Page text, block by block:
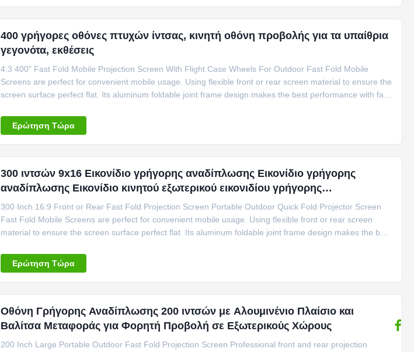
400 γρήγορες οθόνες πτυχών ίντσας, κινητή οθόνη προβολής για τα υπαίθρια
γεγονότα, εκθέσεις
4:3 400" Fast Fold Mobile Projection Screen With Flight Case Wheels For Outdoor Fast Fold Mobile
Screens are perfect for convenient mobile usage. Using flexible front or rear screen material to ensure the
screen surface perfect flat. Its aluminum foldable joint frame design makes the best performance with fast
on the move for indoor/outdoor events, exhibitions,
Ερώτηση Τώρα
300 ιντσών 9x16 Εικονίδιο γρήγορης αναδίπλωσης Εικονίδιο γρήγορης
αναδίπλωσης Εικονίδιο κινητού εξωτερικού εικονιδίου γρήγορης
αναδίπλωσης
300 Inch 16:9 Front or Rear Fast Fold Projection Screen Portable Outdoor Quick Fold Projector Screen
Fast Fold Mobile Screens are perfect for convenient mobile usage. Using flexible front or rear screen
material to ensure the screen surface perfect flat. Its aluminum foldable joint frame design makes the best
used for presenters on the move for indoor/outdoor events,
Ερώτηση Τώρα
Οθόνη Γρήγορης Αναδίπλωσης 200 ιντσών με Αλουμινένιο Πλαίσιο και
Βαλίτσα Μεταφοράς για Φορητή Προβολή σε Εξωτερικούς Χώρους
200 Inch Large Portable Outdoor Fast Fold Projection Screen Professional front and rear projection